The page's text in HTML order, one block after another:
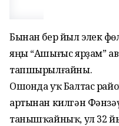
Бынан бер йыл элек
яңы “Ашығыс ярҙам”
тапшырылғайны.
Ошонда уҡ Балтас
артынан килгән
танышҡайныҡ, ул 32